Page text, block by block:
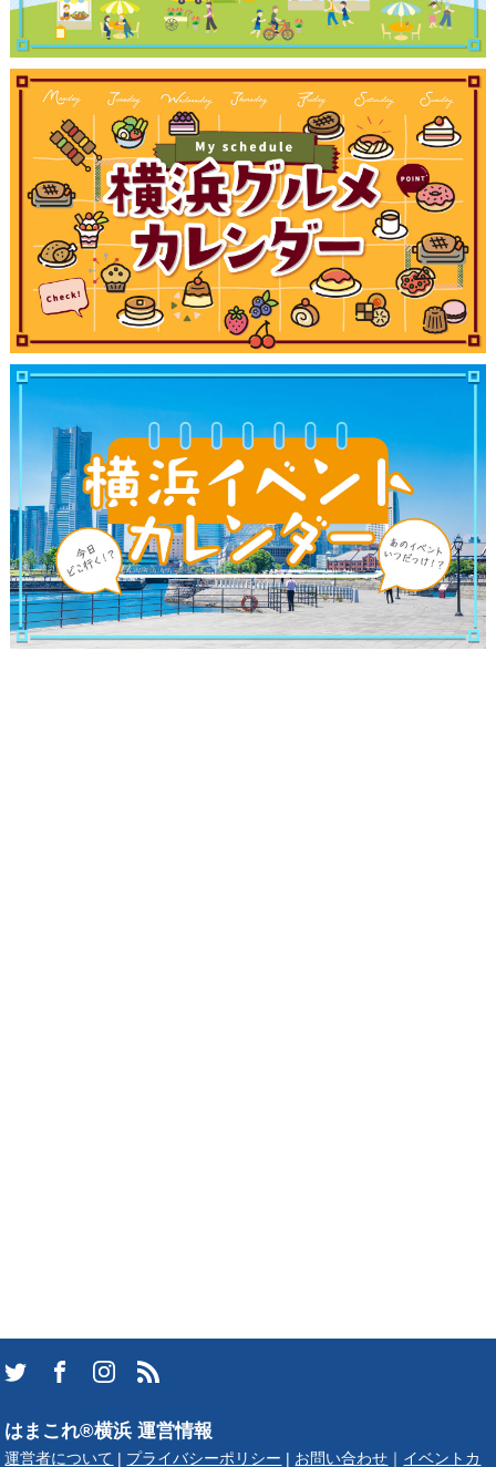
はまこれ®横浜 運営情報
運営者について プライバシーポリシー お問い合わせ イベントカ